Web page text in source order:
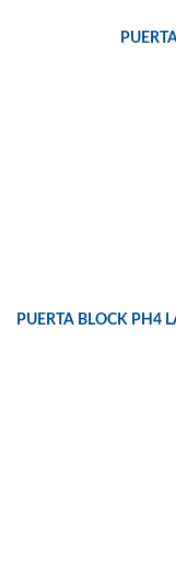
PUERTA BLOCK PH4